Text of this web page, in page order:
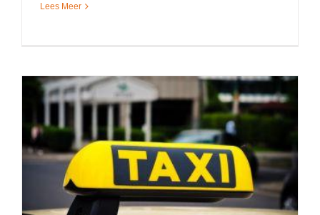
Lees Meer